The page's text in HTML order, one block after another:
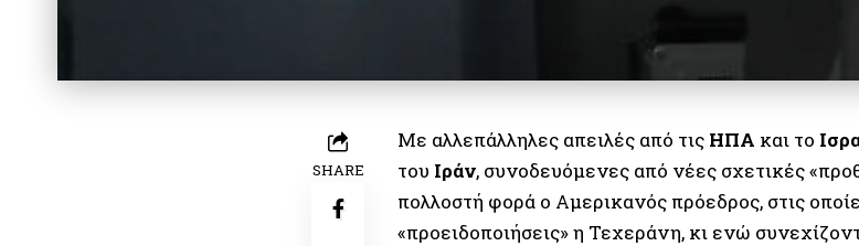
SHARE
Με αλλεπάλληλες απειλές από τις ΗΠΑ και το
του Ιράν, συνοδευόμενες από νέες σχετικές
πολλοστή φορά ο Αμερικανός πρόεδρος, στις
«προειδοποιήσεις» η Τεχεράνη, κι ενώ